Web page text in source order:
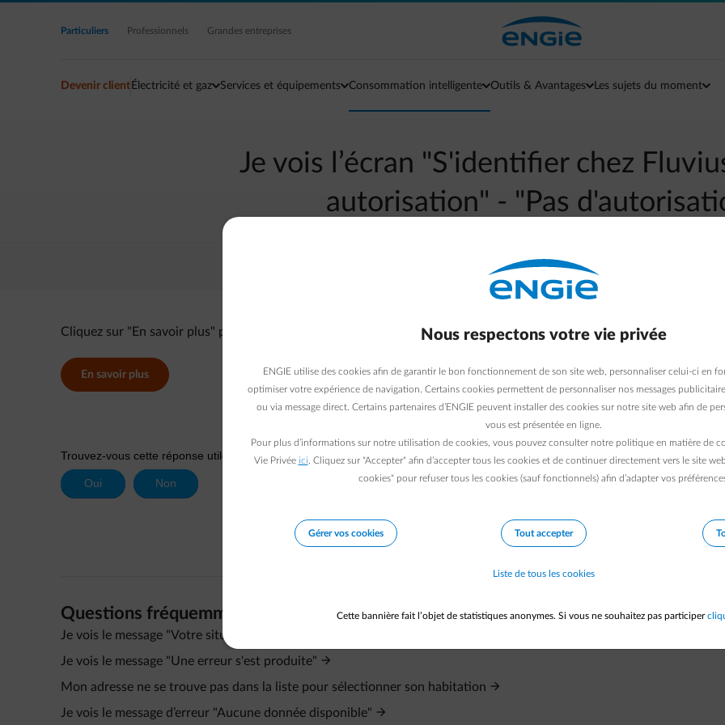
Accéder au contenu principal
Particuliers Professionnels Grandes entreprises
Devenir client Électricité et gaz Services et équipements Consommation intelligente Outils & Avantages Les sujets du moment
Je vois l’écran "S'identifier chez
autorisation" - "Pas
Aller à la page contact
Cliquez sur "En savoir plus" pour résoudre votre problème.
En savoir plus
Questions fréquemment posées
Je vois le message "Votre situation actuelle ne vous permet pas d'utiliser l'app"
Je vois le message "Une erreur s'est produite"
Mon adresse ne se trouve pas dans la liste pour sélectionner son habitation
Je vois le message d’erreur "Aucune donnée disponible"
Nous respectons votre vie privée
ENGIE utilise des cookies afin de garantir le bon fonctionnement de son site web, personnaliser celui-ci en
optimiser votre expérience de navigation. Certains cookies permettent de personnaliser nos messages
ou via message direct. Certains partenaires d’ENGIE peuvent installer des cookies sur notre site web afin de
vous est présentée en ligne.
Pour plus d’informations sur notre utilisation de cookies, vous pouvez consulter notre politique en matière de
Vie Privée ici . Cliquez sur "Accepter" afin d’accepter tous les cookies et de continuer directement vers le site
cookies" pour refuser tous les cookies (sauf fonctionnels) afin d’adapter vos
Gérer vos cookies Tout accepter
Liste de tous les cookies
Cette bannière fait l’objet de statistiques anonymes. Si vous ne souhaitez pas participer